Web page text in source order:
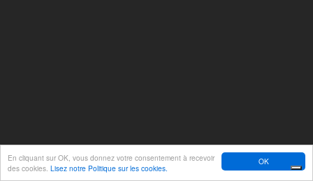
OK
En cliquant sur OK, vous donnez votre consentement à recevoir
des cookies. Lisez notre Politique sur les cookies.